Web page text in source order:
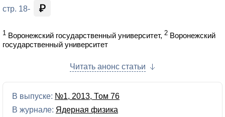
стр. 18-
1 Воронежский государственный университет, 2 Воронежский
государственный университет
Читать анонс статьи
В выпуске: №1, 2013, Том 76
В журнале: Ядерная физика